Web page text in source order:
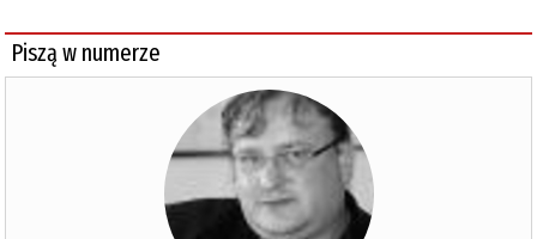
Piszą w numerze